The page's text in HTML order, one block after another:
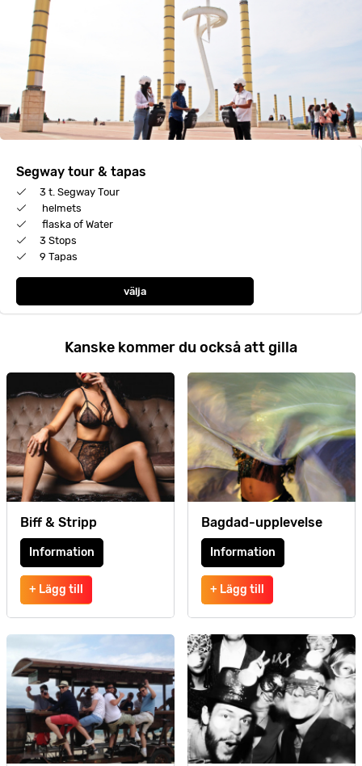
Segway tour & tapas
3 t. Segway Tour
helmets
flaska of Water
3 Stops
9 Tapas
välja
Kanske kommer du också att gilla
Biff & Stripp
Information
+ Lägg till
Bagdad-upplevelse
Information
+ Lägg till